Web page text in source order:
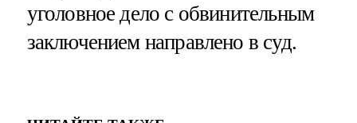
уголовное дело с обвинительным
заключением направлено в суд.